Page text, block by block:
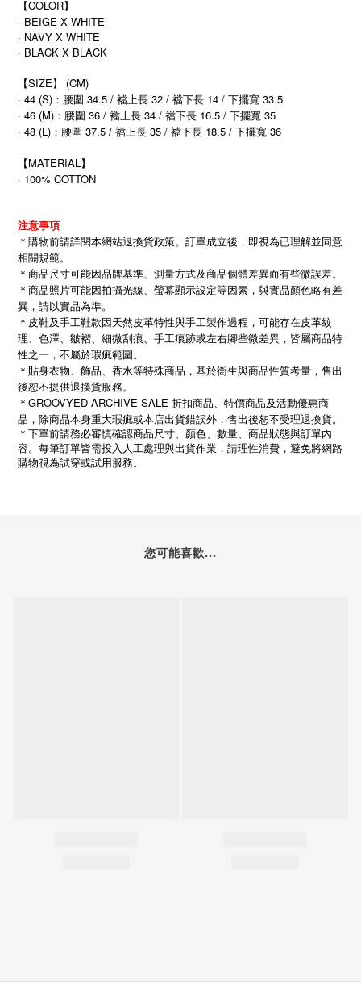
【COLOR】
· BEIGE X WHITE
· NAVY X WHITE
· BLACK X BLACK
【SIZE】 (CM)
· 44 (S)：腰圍 34.5 / 襠上長 32 / 襠下長 14 / 下擺寬 33.5
· 46 (M)：腰圍 36 / 襠上長 34 / 襠下長 16.5 / 下擺寬 35
· 48 (L)：腰圍 37.5 / 襠上長 35 / 襠下長 18.5 / 下擺寬 36
【MATERIAL】
· 100% COTTON
注意事項
＊購物前請詳閱本網站退換貨政策。訂單成立後，即視為已理解並同意
相關規範。
＊商品尺寸可能因品牌基準、測量方式及商品個體差異而有些微誤差。
＊商品照片可能因拍攝光線、螢幕顯示設定等因素，與實品顏色略有差
異，請以實品為準。
＊皮鞋及手工鞋款因天然皮革特性與手工製作過程，可能存在皮革紋
理、色澤、皺褶、細微刮痕、手工痕跡或左右腳些微差異，皆屬商品特
性之一，不屬於瑕疵範圍。
＊貼身衣物、飾品、香水等特殊商品，基於衛生與商品性質考量，售出
後恕不提供退換貨服務。
＊GROOVYED ARCHIVE SALE 折扣商品、特價商品及活動優惠商
品，除商品本身重大瑕疵或本店出貨錯誤外，售出後恕不受理退換貨。
＊下單前請務必審慎確認商品尺寸、顏色、數量、商品狀態與訂單內
容。每筆訂單皆需投入人工處理與出貨作業，請理性消費，避免將網路
購物視為試穿或試用服務。
您可能喜歡...